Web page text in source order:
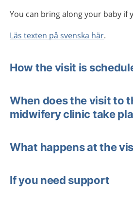
You can bring along your baby if
Läs texten på svenska här.
How the visit is
When does the visit to
midwifery clinic take
What happens at the
If you need support